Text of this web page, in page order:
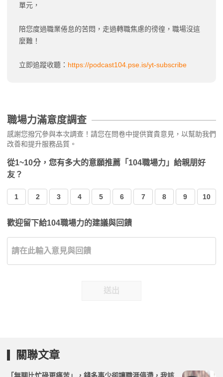
單元，
陪您度過職業倦怠的苦悶，走過轉職焦慮的徬徨，職場沒這
麼難！
立即追蹤收聽： https://podcast104.pse.is/yt-subscribe
職場力滿意度調查
感謝您撥冗參與本次調查！請您在問卷中提供寶貴意見，以幫助我們
改善和提升服務品質。
從1~10分，您有多大的意願推薦「104職場力」給親朋好
友？
1 2 3 4 5 6 7 8 9 10
歡迎留下給104職場力的建議與回饋
送出
關聯文章